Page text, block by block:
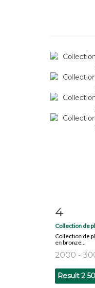
4
Collection de
Collection de
en bronze...
2000 -
Result 2